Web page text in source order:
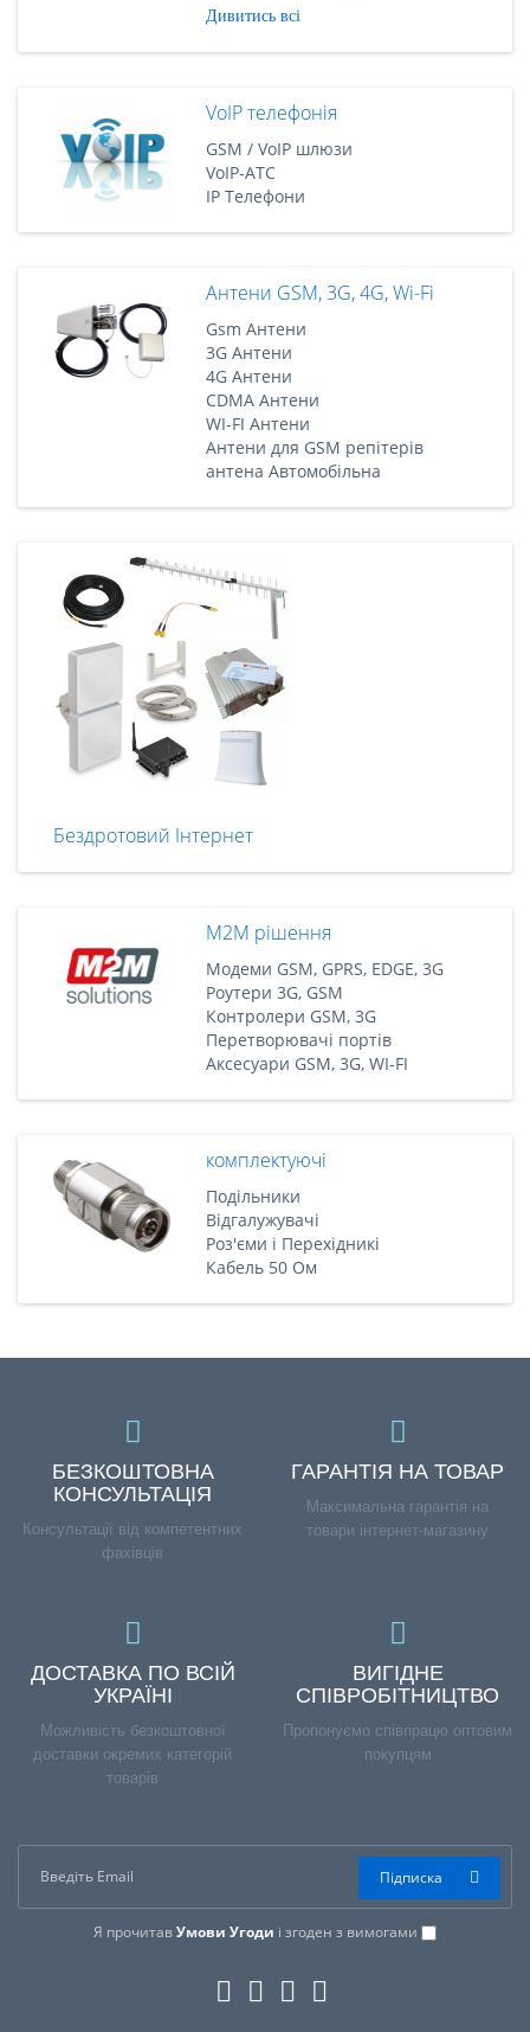
Дивитись всі
VoIP телефонія
GSM / VoIP шлюзи
VoIP-АТС
IP Телефони
Антени GSM, 3G, 4G, Wi-Fi
Gsm Антени
3G Антени
4G Антени
CDMA Антени
WI-FI Антени
Антени для GSM репітерів
антена Автомобільна
Бездротовий Інтернет
M2M рішення
Модеми GSM, GPRS, EDGE, 3G
Роутери 3G, GSM
Контролери GSM, 3G
Перетворювачі портів
Аксесуари GSM, 3G, WI-FI
комплектуючі
Подільники
Відгалужувачі
Роз'єми і Перехідникі
Кабель 50 Ом
БЕЗКОШТОВНА
КОНСУЛЬТАЦІЯ
Консультації від компетентних
фахівців
ГАРАНТІЯ НА ТОВАР
Максимальна гарантія на
товари інтернет-магазину
ДОСТАВКА ПО ВСІЙ
УКРАЇНІ
Можливість безкоштовної
доставки окремих категорій
товарів
ВИГІДНЕ
СПІВРОБІТНИЦТВО
Пропонуємо співпрацю оптовим
покупцям
Я прочитавУмови Угоди і згоден з вимогами
Підписка